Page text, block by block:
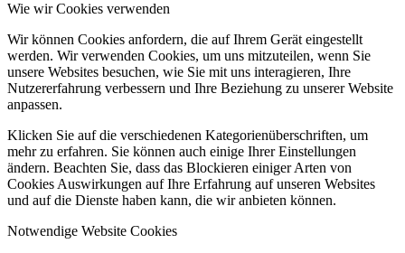
Wie wir Cookies verwenden
Wir können Cookies anfordern, die auf Ihrem Gerät eingestellt
werden. Wir verwenden Cookies, um uns mitzuteilen, wenn Sie
unsere Websites besuchen, wie Sie mit uns interagieren, Ihre
Nutzererfahrung verbessern und Ihre Beziehung zu unserer Website
anpassen.
Klicken Sie auf die verschiedenen Kategorienüberschriften, um
mehr zu erfahren. Sie können auch einige Ihrer Einstellungen
ändern. Beachten Sie, dass das Blockieren einiger Arten von
Cookies Auswirkungen auf Ihre Erfahrung auf unseren Websites
und auf die Dienste haben kann, die wir anbieten können.
Notwendige Website Cookies